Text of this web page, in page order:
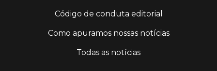
Código de conduta editorial
Como apuramos nossas notícias
Todas as notícias